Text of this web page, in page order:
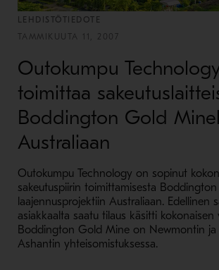
LEHDISTÖTIEDOTE
TAMMIKUUTA 11, 2007
Outokumpu Technology
toimittaa
Boddington Gold
Australiaan
Outokumpu Technology on sopinut
sakeutuspiirin toimittamisesta
laajennusprojektiin Australiaan. Edellinen
asiakkaalta saatu tilaus käsitti kokonaisen
Boddington Gold Mine on Newmontin
Ashantin yhteisomistuksessa.